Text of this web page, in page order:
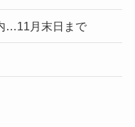
…11月末日まで